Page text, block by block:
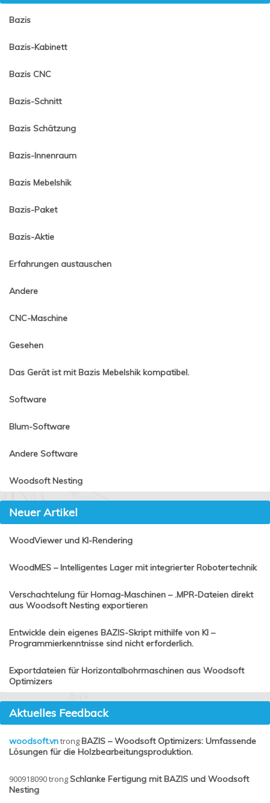
Bazis
Bazis-Kabinett
Bazis CNC
Bazis-Schnitt
Bazis Schätzung
Bazis-Innenraum
Bazis Mebelshik
Bazis-Paket
Bazis-Aktie
Erfahrungen austauschen
Andere
CNC-Maschine
Gesehen
Das Gerät ist mit Bazis Mebelshik kompatibel.
Software
Blum-Software
Andere Software
Woodsoft Nesting
Neuer Artikel
WoodViewer und KI-Rendering
WoodMES – Intelligentes Lager mit integrierter Robotertechnik
Verschachtelung für Homag-Maschinen – .MPR-Dateien direkt
aus Woodsoft Nesting exportieren
Entwickle dein eigenes BAZIS-Skript mithilfe von KI –
Programmierkenntnisse sind nicht erforderlich.
Exportdateien für Horizontalbohrmaschinen aus Woodsoft
Optimizers
Aktuelles Feedback
woodsoft.vntrongBAZIS – Woodsoft Optimizers: Umfassende
Lösungen für die Holzbearbeitungsproduktion.
900918090trongSchlanke Fertigung mit BAZIS und Woodsoft
Nesting